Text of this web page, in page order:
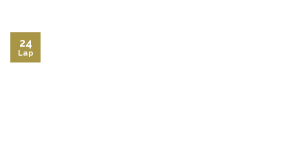
24
Lap